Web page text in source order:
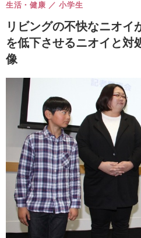
共通テスト 夏休み
8月開催イベント・WS 全国公立高校 過去
自由研究教材（小学生向け） 自由研究教
リビングの不快なニオイ
を低下させるニオイと対
像
生活・健康 小学生